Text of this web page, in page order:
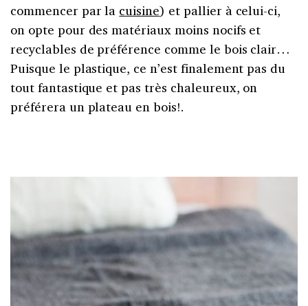
commencer par la cuisine) et pallier à celui-ci,
on opte pour des matériaux moins nocifs et
recyclables de préférence comme le bois clair…
Puisque le plastique, ce n’est finalement pas du
tout fantastique et pas très chaleureux, on
préférera un plateau en bois!.